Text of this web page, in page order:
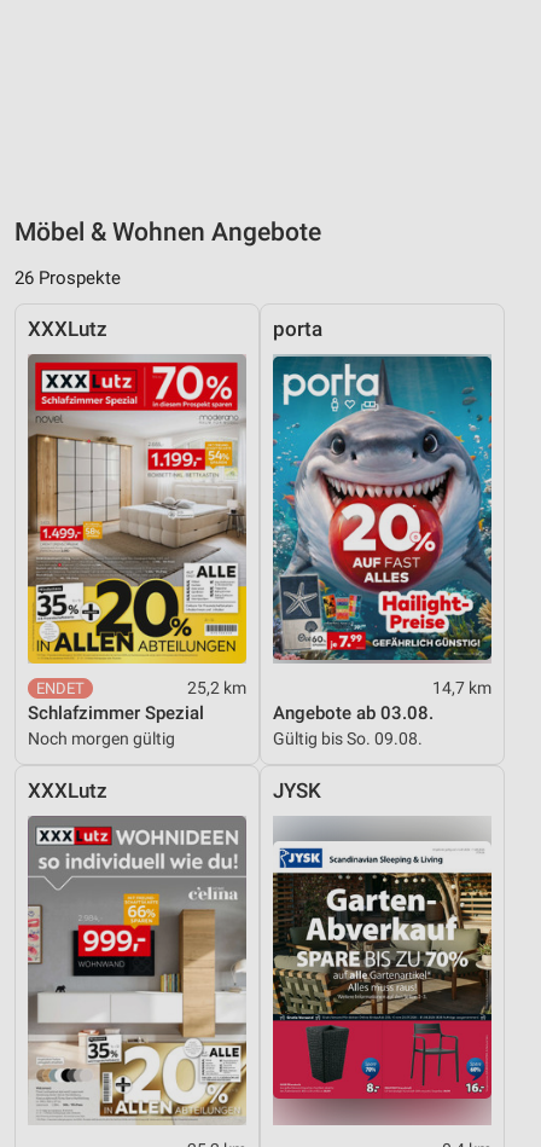
Möbel & Wohnen Angebote
26 Prospekte
XXXLutz
25,2 km
Schlafzimmer Spezial
Noch morgen gültig
porta
14,7 km
Angebote ab 03.08.
Gültig bis So. 09.08.
XXXLutz JYSK